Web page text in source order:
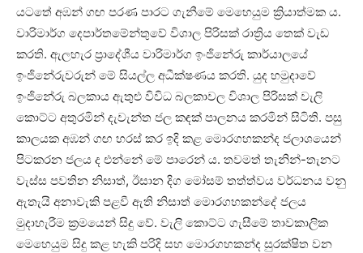
යටතේ අඹන් ගඟ පරණ පාරට ගැනීමේ මෙහෙයුම ක්‍රියාත්මක ය.
වාරිමාර්ග දෙපාර්තමේන්තුවේ විශාල පිරිසක් රාත්‍රිය තෙක් වැඩ
කරති. ඇලහැර ප්‍රාදේශීය වාරිමාර්ග ඉංජිනේරු කාර්යාලයේ
ඉංජිනේරුවරුන් මේ සියල්ල අධීක්ෂණය කරති. යුද හමුදාවේ
ඉංජිනේරු බලකාය ඇතුළු විවිධ බලකාවල විශාල පිරිසක් වැලි
කොට්ට අතුරමින් දැවැන්ත ජල කඳක් පාලනය කරමින් සිටිති. පසු
කාලයක අඹන් ගඟ හරස් කර ඉදි කළ මොරගහකන්ද ජලාශයෙන්
පිටකරන ජලය ද එන්නේ මේ පාරෙන් ය. තවමත් තැනින්-තැනට
වැස්ස පවතින නිසාත්, ඊසාන දිග මෝසම් තත්ත්වය වර්ධනය වනු
ඇතැයි අනාවැකි පළවී ඇති නිසාත් මොරගහකන්දේ ජලය
මුදාහැරීම ක්‍රමයෙන් සිදු වේ. වැලි කොට්ට ගැසීමේ තාවකාලික
මෙහෙයුම සිදු කළ හැකි පරිදි සහ මොරගහකන්ද සුරක්ෂිත වන